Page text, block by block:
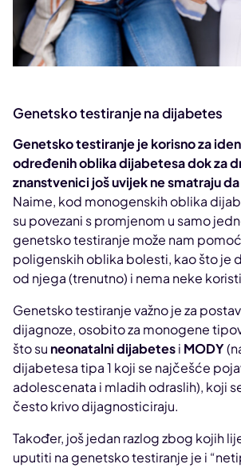
Genetsko testiranje na dijabetes
Genetsko testiranje je korisno za
određenih oblika dijabetesa dok za
znanstvenici još uvijek ne smatraju
Naime, kod monogenskih oblika
su povezani s promjenom u samo
genetsko testiranje može nam
poligenskih oblika bolesti, kao što je
od njega (trenutno) i nema neke
Genetsko testiranje važno je za
dijagnoze, osobito za monogene
što su neonatalni dijabetesi MODY
dijabetesa tipa 1 koji se najčešće
adolescenata i mladih odraslih), koji
često krivo dijagnosticiraju.
Također, još jedan razlog zbog kojih
uputiti na genetsko testiranje je i